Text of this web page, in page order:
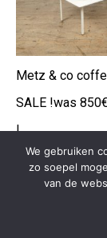
Metz & co
SALE !was
!
Copyright
We gebruiken
zo soepel
van de